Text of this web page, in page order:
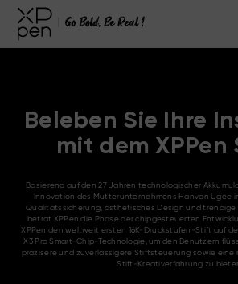
Beleben Sie Ihre
mit dem XPPen
Basierend auf den 27 Jahren technologischer
Innovation des Mutterunternehmens Hanvon Ugee
Qualitätssicherung, ästhetisches Design und trendige
betrat XPPen die Phase der chipgesteuerten
XPPen den weltweit ersten 16K-Druckstufen-Stift auf
X3 Pro Smart-Chip-Technologie, um den Benutzern
präzisere und zuverlässigere Stiftsteuerung sowie
Stift-Kreativerfahrung zu